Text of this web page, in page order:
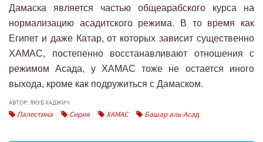
Дамаска является частью общеарабского курса на
нормализацию асадитского режима. В то время как
Египет и даже Катар, от которых зависит существенно
ХАМАС, постепенно восстанавливают отношения с
режимом Асада, у ХАМАС тоже не остается иного
выхода, кроме как подружиться с Дамаском.
АВТОР: ЯКУБ ХАДЖИЧ
Палестина Сирия ХАМАС Башар аль-Асад